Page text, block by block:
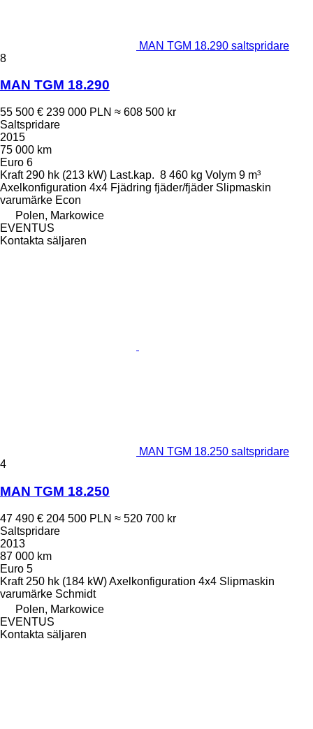
MAN TGM 18.290 saltspridare
8
MAN TGM 18.290
55 500 € 239 000 PLN ≈ 608 500 kr
Saltspridare
2015
75 000 km
Euro 6
Kraft 290 hk (213 kW) Last.kap. 8 460 kg Volym 9 m³
Axelkonfiguration 4x4 Fjädring fjäder/fjäder Slipmaskin
varumärke Econ
Polen, Markowice
EVENTUS
Kontakta säljaren
MAN TGM 18.250 saltspridare
4
MAN TGM 18.250
47 490 € 204 500 PLN ≈ 520 700 kr
Saltspridare
2013
87 000 km
Euro 5
Kraft 250 hk (184 kW)Axelkonfiguration 4x4 Slipmaskin
varumärke Schmidt
Polen, Markowice
EVENTUS
Kontakta säljaren